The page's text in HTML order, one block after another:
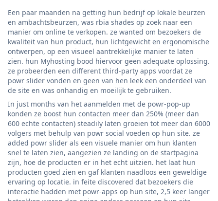
Een paar maanden na getting hun bedrijf op lokale beurzen
en ambachtsbeurzen, was rbia shades op zoek naar een
manier om online te verkopen. ze wanted om bezoekers de
kwaliteit van hun product, hun lichtgewicht en ergonomische
ontwerpen, op een visueel aantrekkelijke manier te laten
zien. hun Myhosting bood hiervoor geen adequate oplossing.
ze probeerden een different third-party apps voordat ze
powr slider vonden en geen van hen leek een onderdeel van
de site en was onhandig en moeilijk te gebruiken.
In just months van het aanmelden met de powr-pop-up
konden ze boost hun contacten meer dan 250% (meer dan
600 echte contacten) steadily laten groeien tot meer dan 6000
volgers met behulp van powr social voeden op hun site. ze
added powr slider als een visuele manier om hun klanten
snel te laten zien, aangezien ze landing on de startpagina
zijn, hoe de producten er in het echt uitzien. het laat hun
producten goed zien en gaf klanten naadloos een geweldige
ervaring op locatie. in feite discovered dat bezoekers die
interactie hadden met powr-apps op hun site, 2,5 keer langer